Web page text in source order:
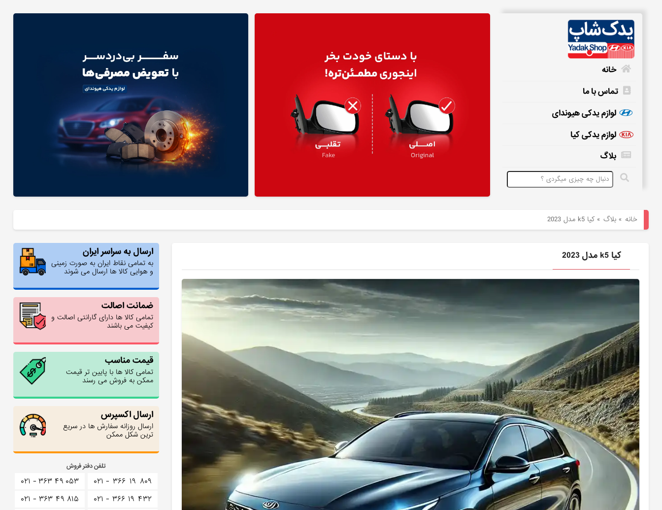
یدکی
هیوندای
خانه
تماس با ما
لوازم یدکی هیوندای
لوازم یدکی کیا
بلاگ
خانه »بلاگ »کیا k5 مدل 2023
ارسال به سراسر ایران
به تمامی نقاط ایران به صورت زمینی
و هوایی کالا ها ارسال می شوند
ضمانت اصالت
تمامی کالا ها دارای گارانتی اصالت و
کیفیت می باشند
قیمت مناسب
تمامی کالا ها با پایین تر قیمت
ممکن به فروش می رسند
ارسال اکسپرس
ارسال روزانه سفارش ها در سریع
ترین شکل ممکن
تلفن دفتر فروش
۰۲۱ - ۳۶۶ ۱۹ ۸۰۹
۰۲۱ - ۳۶۶ ۱۹ ۴۳۲
۰۲۱ - ۳۶۳ ۴۹ ۰۵۳
۰۲۱ - ۳۶۳ ۴۹ ۸۱۵
کیا k5 مدل 2023